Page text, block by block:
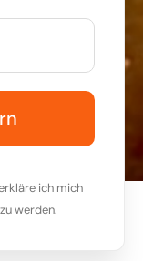
ich mich
werden.